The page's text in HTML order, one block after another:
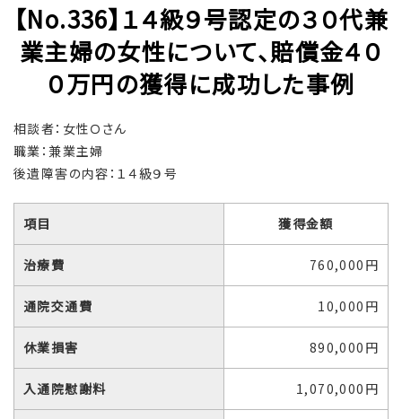
【No.336】１４級９号認定の３０代兼
業主婦の女性について、賠償金４０
０万円の獲得に成功した事例
相談者：女性Ｏさん
職業：兼業主婦
後遺障害の内容：１４級９号
項目 獲得金額
治療費 760,000円
通院交通費 10,000円
休業損害 890,000円
入通院慰謝料 1,070,000円